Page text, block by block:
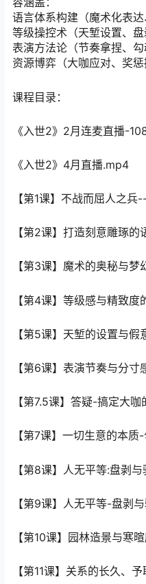
语言体系构建‌（魔术化表达
等级操控术‌（天堑设置、盘
表演方法论‌（节奏拿捏、勾
资源博弈‌（大咖应对、奖惩
课程目录：
《入世2》2月连麦直播-
《入世2》4月直播.mp4
【第1课】不战而屈人之
【第2课】打造刻意雕琢的
【第3课】魔术的奥秘与
【第4课】等级感与精致度
【第5课】天堑的设置与
【第6课】表演节奏与分
【第7.5课】答疑-搞定大
【第7课】一切生意的本
【第8课】人无平等:盘剥
【第9课】人无平等-盘剥
【第10课】园林造景与寒
【第11课】关系的长久、